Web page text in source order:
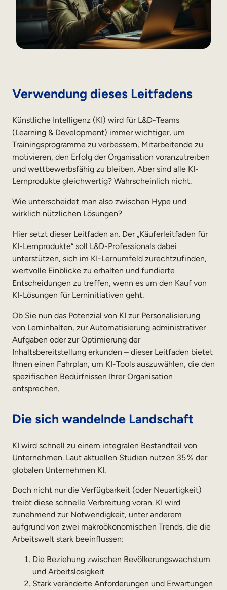
Vertriebsschulungen
Compliance-Training
Kundenschulungen
Partnerschulungen
Ausbildung der Mitglieder
Skills-Intelligenz
Weiterbildungen & Umschulungen
Interne Mobilität
Verwendung dieses Leitfadens
Künstliche Intelligenz (KI) wird für L&D-Teams
(Learning & Development) immer wichtiger, um
Trainingsprogramme zu verbessern, Mitarbeitende zu
motivieren, den Erfolg der Organisation voranzutreiben
und wettbewerbsfähig zu bleiben. Aber sind alle KI-
Lernprodukte gleichwertig? Wahrscheinlich nicht.
Wie unterscheidet man also zwischen Hype und
wirklich nützlichen Lösungen?
Hier setzt dieser Leitfaden an. Der „Käuferleitfaden für
KI-Lernprodukte“ soll L&D-Professionals dabei
unterstützen, sich im KI-Lernumfeld zurechtzufinden,
wertvolle Einblicke zu erhalten und fundierte
Entscheidungen zu treffen, wenn es um den Kauf von
KI-Lösungen für Lerninitiativen geht.
Ob Sie nun das Potenzial von KI zur Personalisierung
von Lerninhalten, zur Automatisierung administrativer
Aufgaben oder zur Optimierung der
Inhaltsbereitstellung erkunden – dieser Leitfaden bietet
Ihnen einen Fahrplan, um KI-Tools auszuwählen, die den
spezifischen Bedürfnissen Ihrer Organisation
entsprechen.
Die sich wandelnde Landschaft
KI wird schnell zu einem integralen Bestandteil von
Unternehmen. Laut aktuellen Studien nutzen 35 % der
globalen Unternehmen KI.
Doch nicht nur die Verfügbarkeit (oder Neuartigkeit)
treibt diese schnelle Verbreitung voran. KI wird
zunehmend zur Notwendigkeit, unter anderem
aufgrund von zwei makroökonomischen Trends, die die
Arbeitswelt stark beeinflussen:
Die Beziehung zwischen Bevölkerungswachstum
und Arbeitslosigkeit
Stark veränderte Anforderungen und Erwartungen